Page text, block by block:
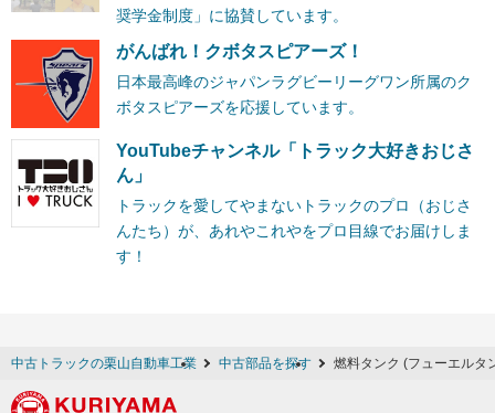
奨学金制度」に協賛しています。
がんばれ！クボタスピアーズ！
日本最高峰のジャパンラグビーリーグワン所属のク
ボタスピアーズを応援しています。
YouTubeチャンネル「トラック大好きおじさ
ん」
トラックを愛してやまないトラックのプロ（おじさ
んたち）が、あれやこれやをプロ目線でお届けしま
す！
中古トラックの栗山自動車工業 中古部品を探す 燃料タンク (フューエルタ